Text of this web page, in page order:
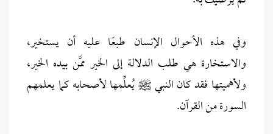
وفي هذه الأحوال الإنسان طبعًا عليه أن يستخير،
والاستخارة هي طلب الدلالة إلى الخير ممَّن بيده الخير،
ولأهميتها فقد كان النبي ﷺ يُعلِّمها لأصحابه كما يعلمهم
السورة من القرآن.